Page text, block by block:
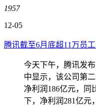
1957
12-05
腾讯截至6月底超11万员
今天下午，腾讯发
中显示，该公司第
净利润186亿元，同
下，净利润281亿元